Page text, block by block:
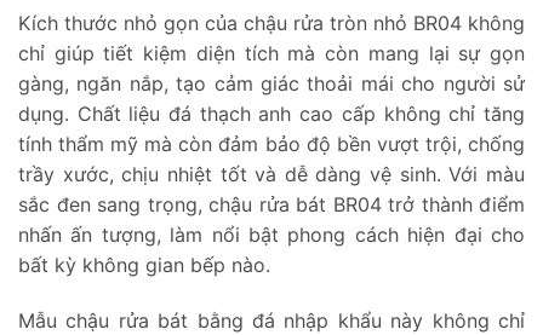
Kích thước nhỏ gọn của chậu rửa tròn nhỏ BR04 không
chỉ giúp tiết kiệm diện tích mà còn mang lại sự gọn
gàng, ngăn nắp, tạo cảm giác thoải mái cho người sử
dụng. Chất liệu đá thạch anh cao cấp không chỉ tăng
tính thẩm mỹ mà còn đảm bảo độ bền vượt trội, chống
trầy xước, chịu nhiệt tốt và dễ dàng vệ sinh. Với màu
sắc đen sang trọng, chậu rửa bát BR04 trở thành điểm
nhấn ấn tượng, làm nổi bật phong cách hiện đại cho
bất kỳ không gian bếp nào.
Mẫu chậu rửa bát bằng đá nhập khẩu này không chỉ